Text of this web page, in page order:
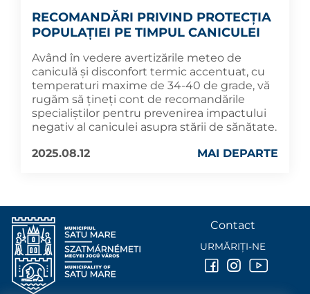
RECOMANDĂRI PRIVIND PROTECȚIA
POPULAȚIEI PE TIMPUL CANICULEI
Având în vedere avertizările meteo de
caniculă și disconfort termic accentuat, cu
temperaturi maxime de 34-40 de grade, vă
rugăm să țineți cont de recomandările
specialiștilor pentru prevenirea impactului
negativ al caniculei asupra stării de sănătate.
2025.08.12
MAI DEPARTE
Contact
URMĂRIȚI-NE